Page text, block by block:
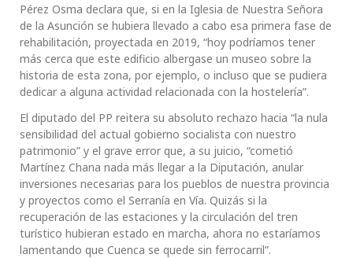
Pérez Osma declara que, si en la Iglesia de Nuestra Señora
de la Asunción se hubiera llevado a cabo esa primera fase de
rehabilitación, proyectada en 2019, “hoy podríamos tener
más cerca que este edificio albergase un museo sobre la
historia de esta zona, por ejemplo, o incluso que se pudiera
dedicar a alguna actividad relacionada con la hostelería”.
El diputado del PP reitera su absoluto rechazo hacia “la nula
sensibilidad del actual gobierno socialista con nuestro
patrimonio” y el grave error que, a su juicio, “cometió
Martínez Chana nada más llegar a la Diputación, anular
inversiones necesarias para los pueblos de nuestra provincia
y proyectos como el Serranía en Vía. Quizás si la
recuperación de las estaciones y la circulación del tren
turístico hubieran estado en marcha, ahora no estaríamos
lamentando que Cuenca se quede sin ferrocarril”.